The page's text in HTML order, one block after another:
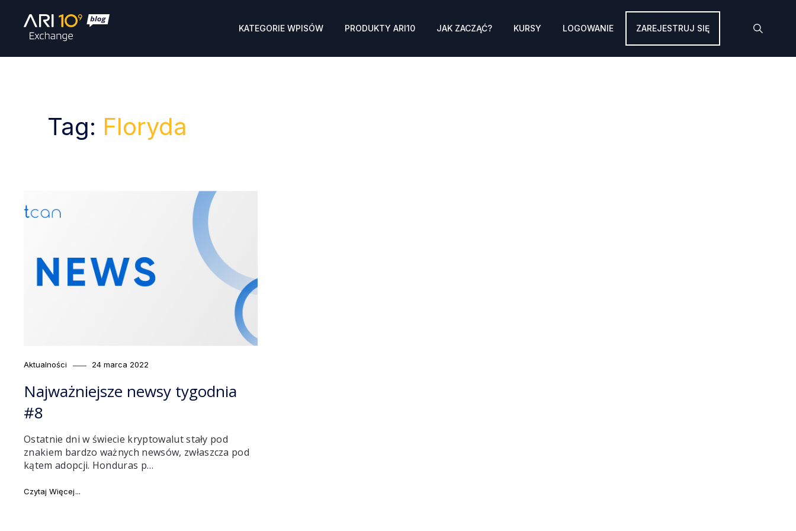
KATEGORIE WPISÓW PRODUKTY ARI10 JAK ZACZĄĆ? KURSY LOGOWANIE ZAREJESTRUJ SIĘ
Tag: Floryda
Category
Aktualności
Posted
24 marca 2022
Najważniejsze newsy tygodnia
#8
Ostatnie dni w świecie kryptowalut stały pod
znakiem bardzo ważnych newsów, zwłaszcza pod
kątem adopcji. Honduras p…
Czytaj Więcej